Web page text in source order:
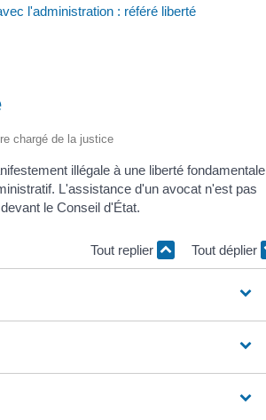
l'administration : référé liberté
chargé de la justice
illégale à une liberté fondamentale
L'assistance d'un avocat n'est pas
le Conseil d'État.
Tout replier Tout déplier